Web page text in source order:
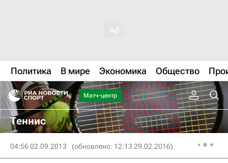
Политика В мире Экономика Общество
Матч-центр
Теннис
04:56 02.09.2013 (обновлено: 12:13 29.02.2016)